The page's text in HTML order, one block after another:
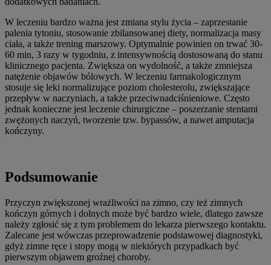
W leczeniu bardzo ważna jest zmiana stylu życia – zaprzestanie
palenia tytoniu, stosowanie zbilansowanej diety, normalizacja masy
ciała, a także trening marszowy. Optymalnie powinien on trwać 30-
60 min, 3 razy w tygodniu, z intensywnością dostosowaną do stanu
klinicznego pacjenta. Zwiększa on wydolność, a także zmniejsza
natężenie objawów bólowych. W leczeniu farmakologicznym
stosuje się leki normalizujące poziom cholesterolu, zwiększające
przepływ w naczyniach, a także przeciwnadciśnieniowe. Często
jednak konieczne jest leczenie chirurgiczne – poszerzanie stentami
zwężonych naczyń, tworzenie tzw. bypassów, a nawet amputacja
kończyny.
Podsumowanie
Przyczyn zwiększonej wrażliwości na zimno, czy też zimnych
kończyn górnych i dolnych może być bardzo wiele, dlatego zawsze
należy zgłosić się z tym problemem do lekarza pierwszego kontaktu.
Zalecane jest wówczas przeprowadzenie podstawowej diagnostyki,
gdyż zimne ręce i stopy mogą w niektórych przypadkach być
pierwszym objawem groźnej choroby.